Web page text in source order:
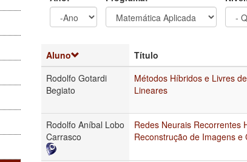
Aluno Título
Rodolfo Gotardi
Begiato
Métodos Híbridos e Livres
Lineares
Rodolfo Aníbal Lobo
Carrasco
Redes Neurais Recorrentes
Reconstrução de Imagens e